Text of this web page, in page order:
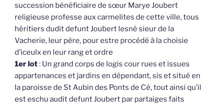
succession bénéficiaire de sœur Marye Joubert
religieuse professe aux carmelites de cette ville, tous
héritiers dudit defunt Joubert lesné sieur de la
Vacherie, leur père, pour estre procédé à la choisie
d’iceulx en leur rang et ordre
1er lot: Un grand corps de logis cour rues et issues
appartenances et jardins en dépendant, sis et situé en
la paroisse de St Aubin des Ponts de Cé, tout ainsi qu’il
est eschu audit defunt Joubert par partaiges faits